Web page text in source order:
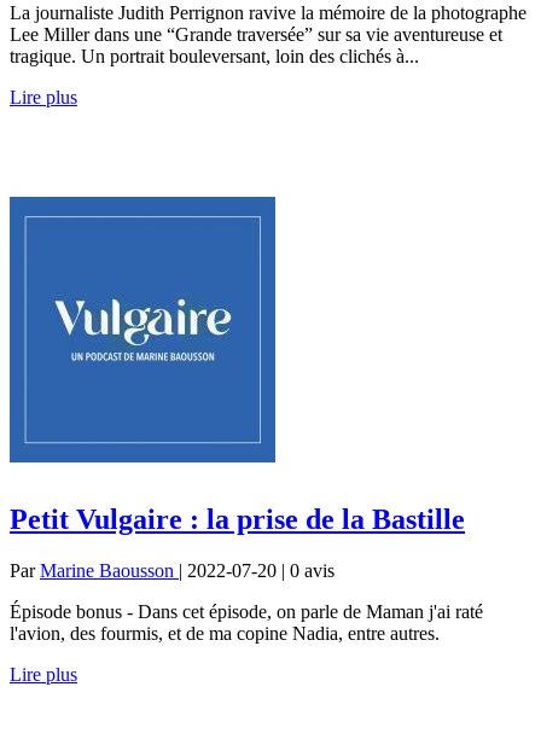
La journaliste Judith Perrignon ravive la mémoire de la photographe
Lee Miller dans une “Grande traversée” sur sa vie aventureuse et
tragique. Un portrait bouleversant, loin des clichés à...
Lire plus
Petit Vulgaire : la prise de la Bastille
ParMarine Baousson | 2022-07-20 | 0 avis
Épisode bonus - Dans cet épisode, on parle de Maman j'ai raté
l'avion, des fourmis, et de ma copine Nadia, entre autres.
Lire plus